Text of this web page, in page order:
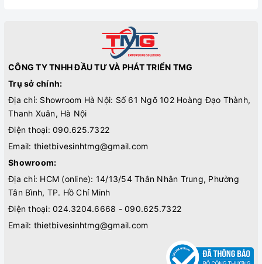
CÔNG TY TNHH ĐẦU TƯ VÀ PHÁT TRIỂN TMG
Trụ sở chính:
Địa chỉ: Showroom Hà Nội: Số 61 Ngõ 102 Hoàng Đạo Thành,
Thanh Xuân, Hà Nội
Điện thoại: 090.625.7322
Email: thietbivesinhtmg@gmail.com
Showroom:
Địa chỉ: HCM (online): 14/13/54 Thân Nhân Trung, Phường
Tân Bình, TP. Hồ Chí Minh
Điện thoại: 024.3204.6668 - 090.625.7322
Email: thietbivesinhtmg@gmail.com